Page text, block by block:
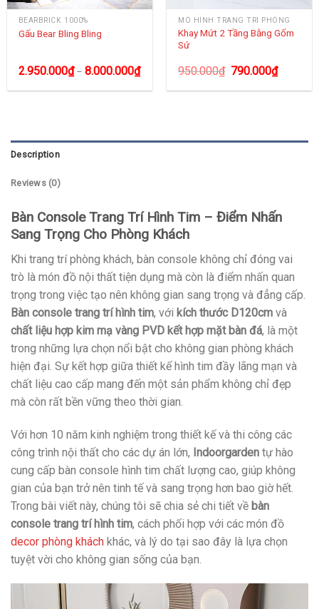
BEARBRICK 1000%
Gấu Bear Bling Bling
2.950.000₫– 8.000.000₫
MÔ HÌNH TRANG TRÍ PHÒNG
Khay Mứt 2 Tầng Bằng Gốm
Sứ
950.000₫ 790.000₫
Description
Reviews (0)
Bàn Console Trang Trí Hình Tim – Điểm Nhấn
Sang Trọng Cho Phòng Khách
Khi trang trí phòng khách, bàn console không chỉ đóng vai
trò là món đồ nội thất tiện dụng mà còn là điểm nhấn quan
trọng trong việc tạo nên không gian sang trọng và đẳng cấp.
Bàn console trang trí hình tim, với kích thước D120cm và
chất liệu hợp kim mạ vàng PVD kết hợp mặt bàn đá, là một
trong những lựa chọn nổi bật cho không gian phòng khách
hiện đại. Sự kết hợp giữa thiết kế hình tim đầy lãng mạn và
chất liệu cao cấp mang đến một sản phẩm không chỉ đẹp
mà còn rất bền vững theo thời gian.
Với hơn 10 năm kinh nghiệm trong thiết kế và thi công các
công trình nội thất cho các dự án lớn, Indoorgarden tự hào
cung cấp bàn console hình tim chất lượng cao, giúp không
gian của bạn trở nên tinh tế và sang trọng hơn bao giờ hết.
Trong bài viết này, chúng tôi sẽ chia sẻ chi tiết về bàn
console trang trí hình tim, cách phối hợp với các món đồ
decor phòng khách khác, và lý do tại sao đây là lựa chọn
tuyệt vời cho không gian sống của bạn.